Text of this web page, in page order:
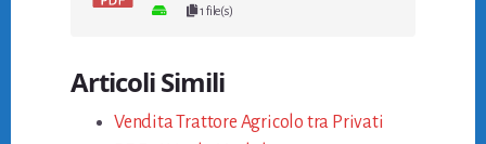
1 file(s)
Articoli Simili
Vendita Trattore Agricolo tra Privati